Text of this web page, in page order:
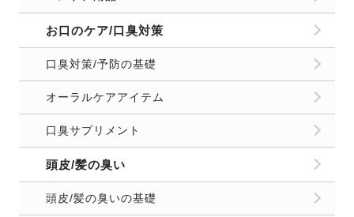
お口のケア/口臭対策
口臭対策/予防の基礎
オーラルケアアイテム
口臭サプリメント
頭皮/髪の臭い
頭皮/髪の臭いの基礎